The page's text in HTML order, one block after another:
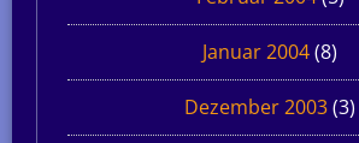
Januar 2004(8)
Dezember 2003(3)